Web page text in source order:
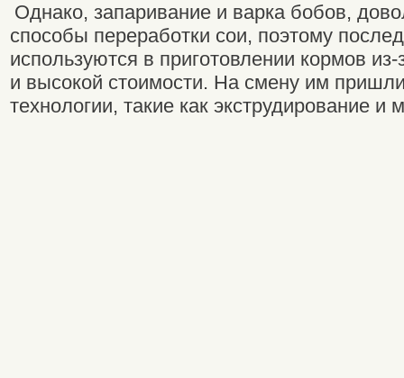
Однако, запаривание и варка бобов,
способы переработки сои, поэтому
используются в приготовлении кормов
и высокой стоимости. На смену им
технологии, такие как экструдирование и